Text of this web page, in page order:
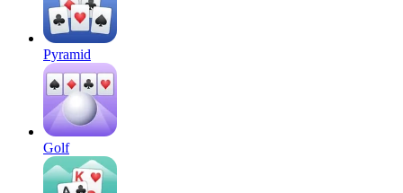
Pyramid
Golf